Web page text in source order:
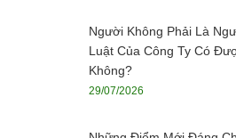
Người Không Phải Là
Luật Của Công Ty Có
Không?
29/07/2026